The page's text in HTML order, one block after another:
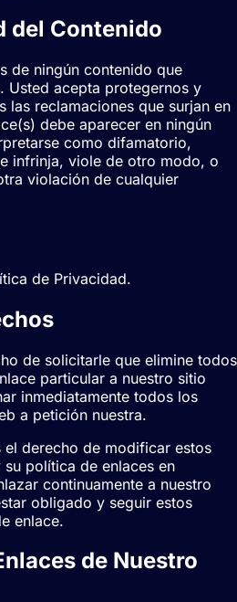
del Contenido
de ningún contenido que
Usted acepta protegernos y
las reclamaciones que surjan en
debe aparecer en ningún
como difamatorio,
infrinja, viole de otro modo, o
violación de cualquier
de Privacidad.
de solicitarle que elimine todos
particular a nuestro sitio
inmediatamente todos los
a petición nuestra.
el derecho de modificar estos
política de enlaces en
continuamente a nuestro
obligado y seguir estos
enlace.
de Nuestro